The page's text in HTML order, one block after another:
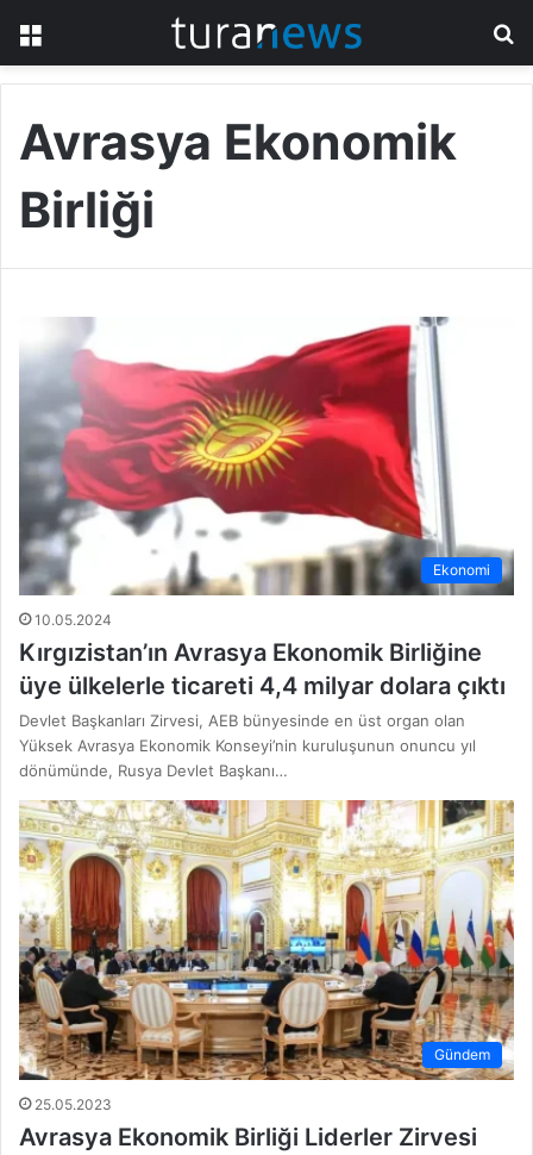
Avrasya Ekonomik
Birliği
Ekonomi
10.05.2024
Kırgızistan’ın Avrasya Ekonomik Birliğine
üye ülkelerle ticareti 4,4 milyar dolara çıktı
Devlet Başkanları Zirvesi, AEB bünyesinde en üst organ olan
Yüksek Avrasya Ekonomik Konseyi’nin kuruluşunun onuncu yıl
dönümünde, Rusya Devlet Başkanı…
Gündem
25.05.2023
Avrasya Ekonomik Birliği Liderler Zirvesi